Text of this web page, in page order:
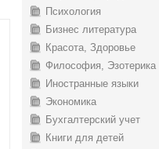
Психология
Бизнес литература
Красота, Здоровье
Философия, Эзотерика
Иностранные языки
Экономика
Бухгалтерский учет
Книги для детей